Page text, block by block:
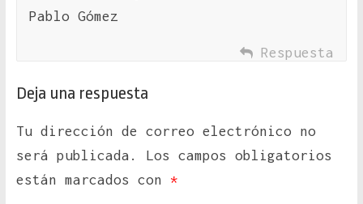
Pablo Gómez
Respuesta
Deja una respuesta
Tu dirección de correo electrónico no
será publicada.
Los campos obligatorios
están marcados con *